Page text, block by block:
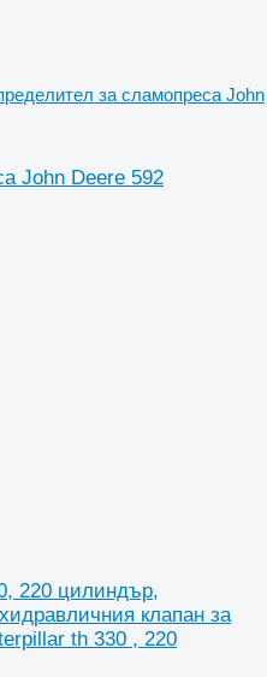
за сламопреса John
John Deere 592
220 цилиндър,
клапан за
th 330 , 220